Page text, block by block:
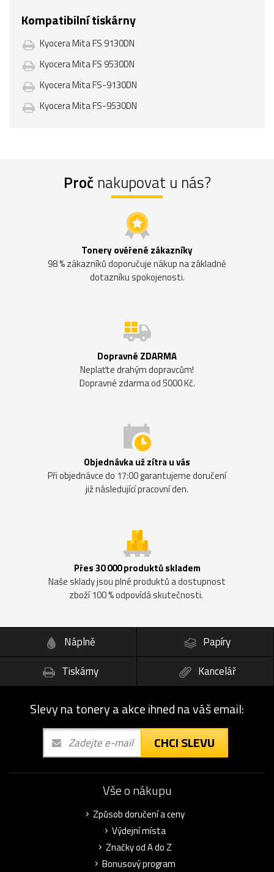
Kompatibilní tiskárny
Kyocera Mita FS 9130DN
Kyocera Mita FS 9530DN
Kyocera Mita FS-9130DN
Kyocera Mita FS-9530DN
Proč nakupovat u nás?
Tonery ověřené zákazníky
98 % zákazníků doporučuje nákup na základně
dotazníku spokojenosti.
Dopravné ZDARMA
Neplaťte drahým dopravcům!
Dopravné zdarma od 5000 Kč.
Objednávka už zítra u vás
Při objednávce do 17:00 garantujeme doručení
již následující pracovní den.
Přes 30 000 produktů skladem
Naše sklady jsou plné produktů a dostupnost
zboží 100 % odpovídá skutečnosti.
Náplně
Papíry
Tiskárny
Kancelář
Slevy na tonery a akce ihned na váš email:
CHCI SLEVU
Vše o nákupu
Způsob doručení a ceny
Výdejní místa
Značky od A do Z
Bonusový program